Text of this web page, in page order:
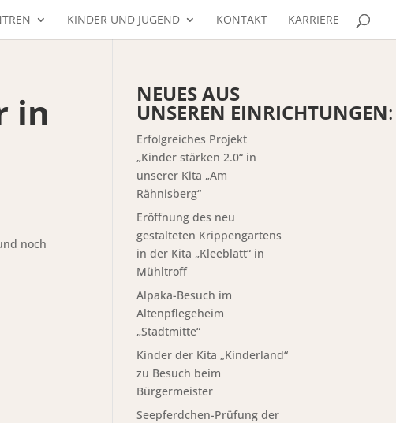
KINDER UND JUGEND KONTAKT KARRIERE
in
noch
NEUES AUS
UNSEREN EINRICHTUNGEN:
Erfolgreiches Projekt
„Kinder stärken 2.0“ in
unserer Kita „Am
Rähnisberg“
Eröffnung des neu
gestalteten Krippengartens
in der Kita „Kleeblatt“ in
Mühltroff
Alpaka-Besuch im
Altenpflegeheim
„Stadtmitte“
Kinder der Kita „Kinderland“
zu Besuch beim
Bürgermeister
Seepferdchen-Prüfung der